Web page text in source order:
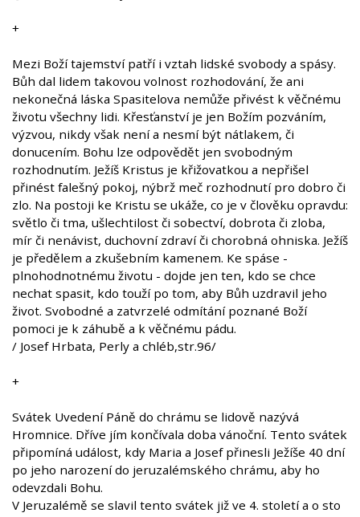
+
Mezi Boží tajemství patří i vztah lidské svobody a spásy.
Bůh dal lidem takovou volnost rozhodování, že ani
nekonečná láska Spasitelova nemůže přivést k věčnému
životu všechny lidi. Křesťanství je jen Božím pozváním,
výzvou, nikdy však není a nesmí být nátlakem, či
donucením. Bohu lze odpovědět jen svobodným
rozhodnutím. Ježíš Kristus je křižovatkou a nepřišel
přinést falešný pokoj, nýbrž meč rozhodnutí pro dobro či
zlo. Na postoji ke Kristu se ukáže, co je v člověku opravdu:
světlo či tma, ušlechtilost či sobectví, dobrota či zloba,
mír či nenávist, duchovní zdraví či chorobná ohniska. Ježíš
je předělem a zkušebním kamenem. Ke spáse -
plnohodnotnému životu - dojde jen ten, kdo se chce
nechat spasit, kdo touží po tom, aby Bůh uzdravil jeho
život. Svobodné a zatvrzelé odmítání poznané Boží
pomoci je k záhubě a k věčnému pádu.
/ Josef Hrbata, Perly a chléb,str.96/
+
Svátek Uvedení Páně do chrámu se lidově nazývá
Hromnice. Dříve jím končívala doba vánoční. Tento svátek
připomíná událost, kdy Maria a Josef přinesli Ježíše 40 dní
po jeho narození do jeruzalémského chrámu, aby ho
odevzdali Bohu.
V Jeruzalémě se slavil tento svátek již ve 4. století a o sto